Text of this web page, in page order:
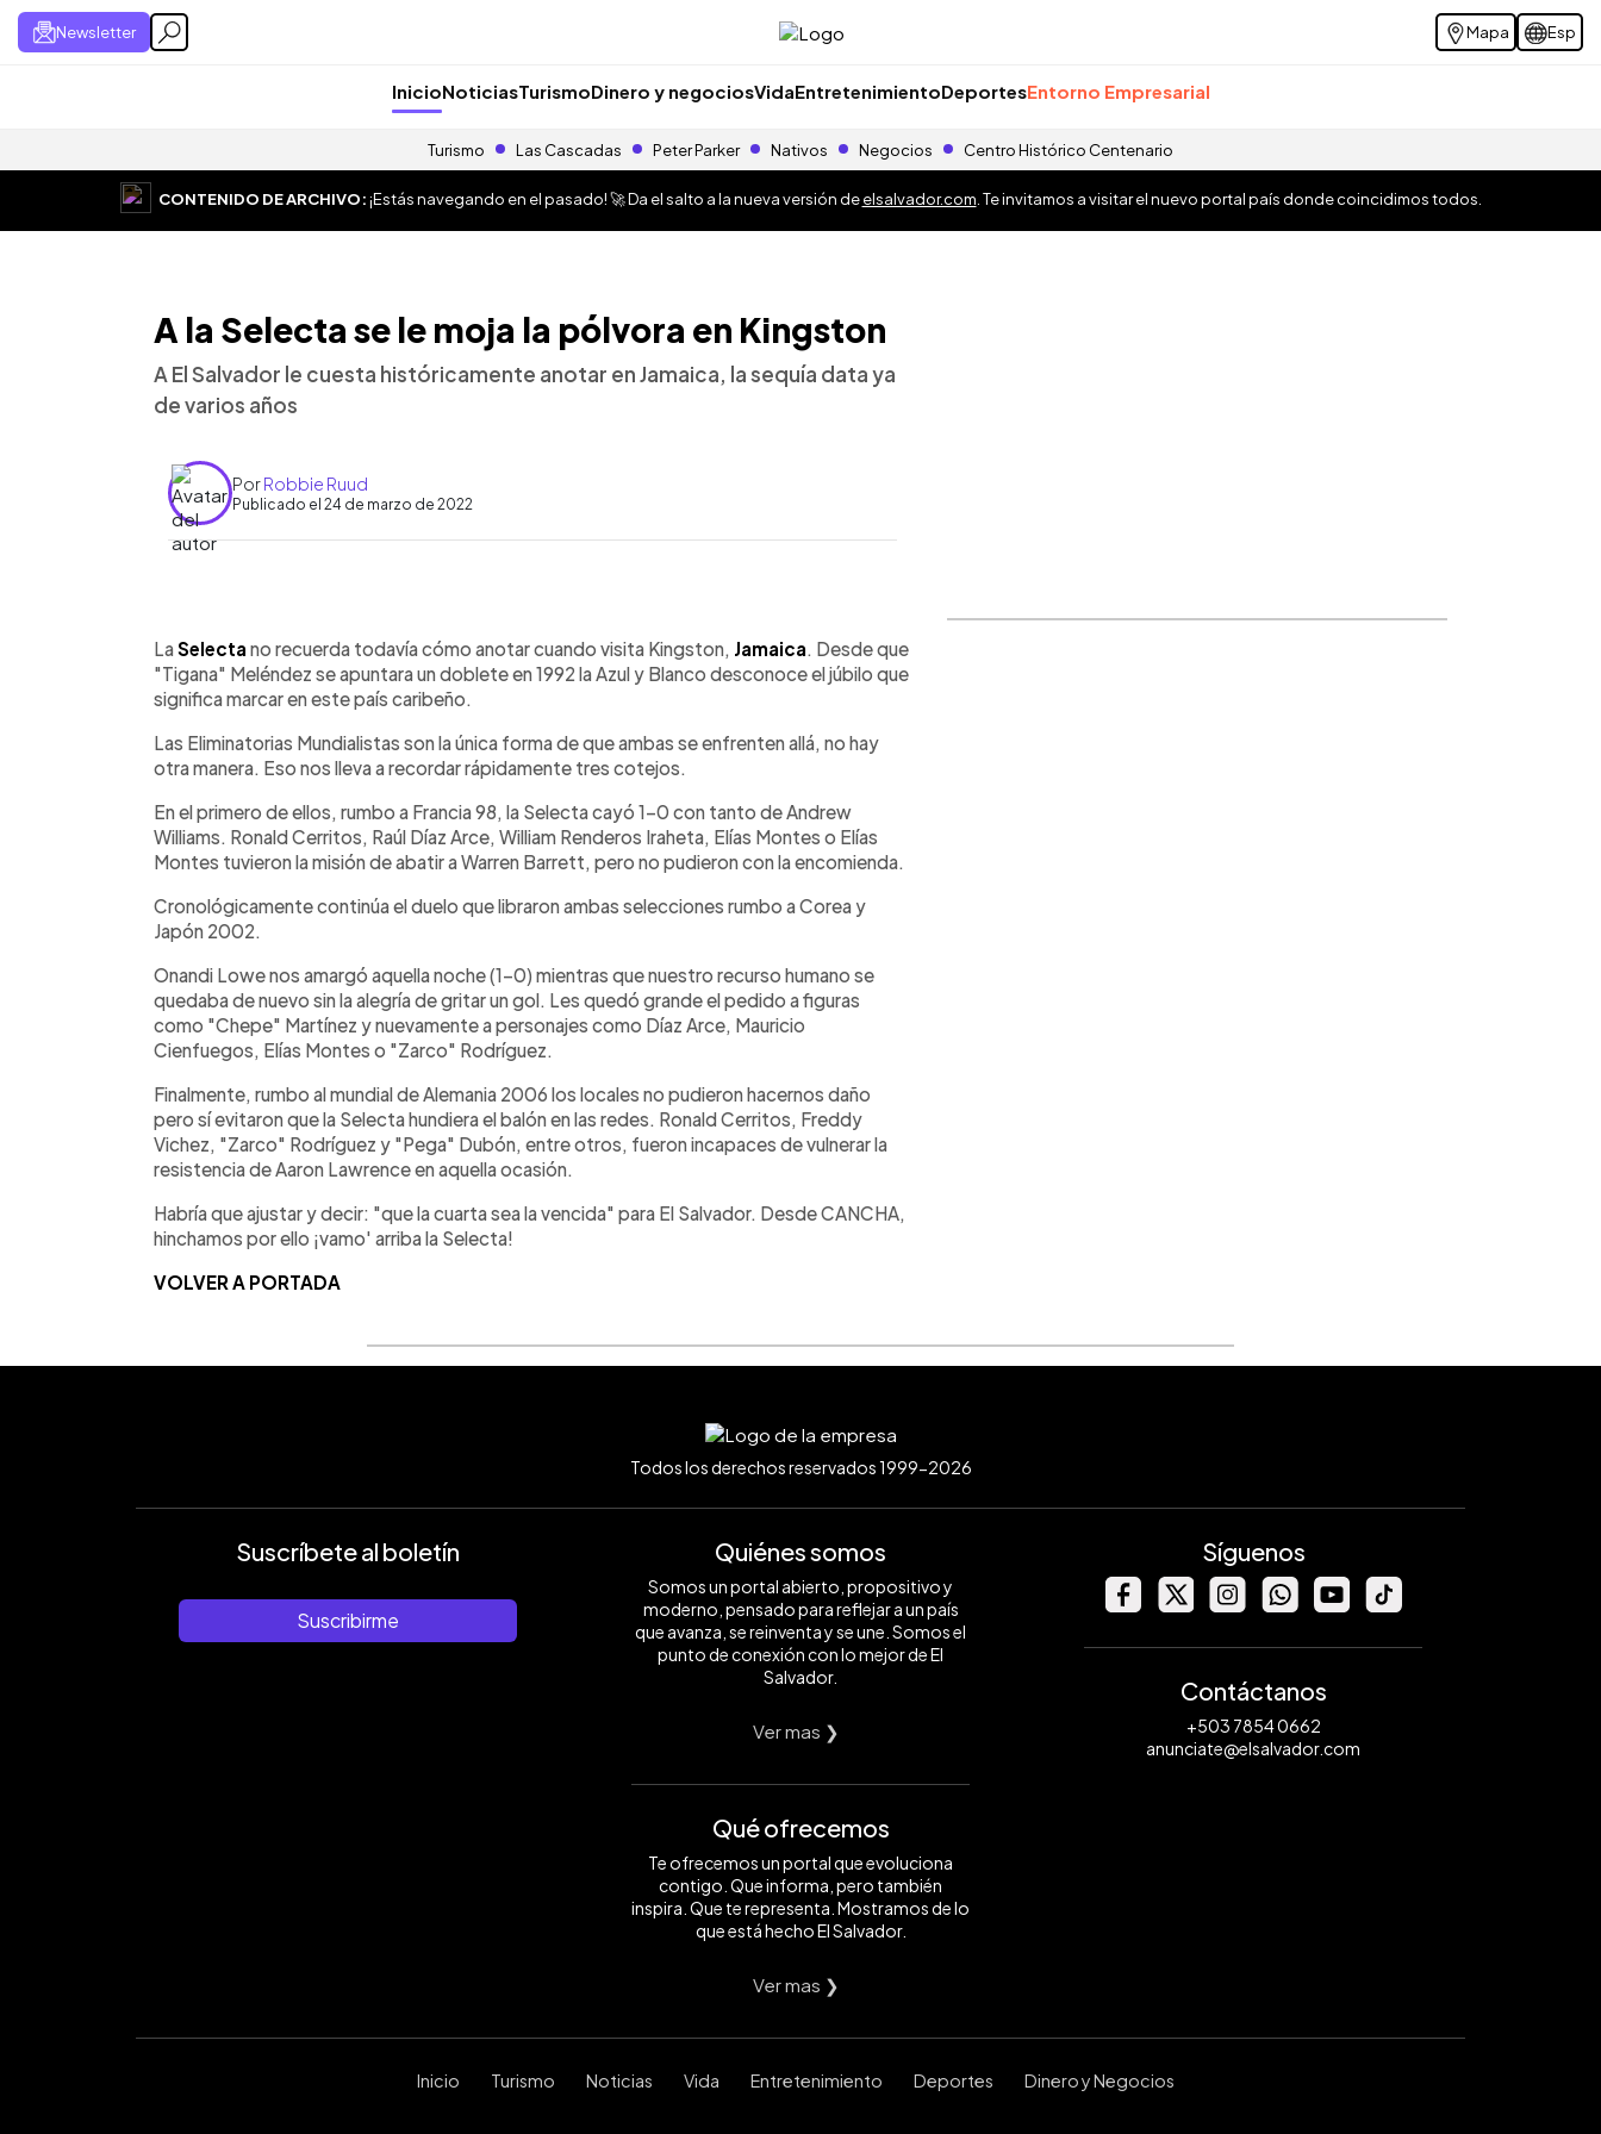
Newsletter Mapa Esp
InicioNoticiasTurismoDinero y negociosVidaEntretenimientoDeportesEntorno Empresarial
Turismo Las Cascadas Peter Parker Nativos Negocios Centro Histórico Centenario
CONTENIDO DE ARCHIVO:¡Estás navegando en el pasado! 🚀 Da el salto a la nueva versión deelsalvador.com . Te invitamos a visitar el nuevo portal país donde coincidimos todos.
A la Selecta se le moja la pólvora en Kingston
A El Salvador le cuesta históricamente anotar en Jamaica, la sequía data ya
de varios años
PorRobbie Ruud
Publicado el 24 de marzo de 2022
► Escuchar artículo
LaSelecta no recuerda todavía cómo anotar cuando visita Kingston, Jamaica. Desde que
"Tigana" Meléndez se apuntara un doblete en 1992 la Azul y Blanco desconoce el júbilo que
significa marcar en este país caribeño.
Las Eliminatorias Mundialistas son la única forma de que ambas se enfrenten allá, no hay
otra manera. Eso nos lleva a recordar rápidamente tres cotejos.
En el primero de ellos, rumbo a Francia 98, la Selecta cayó 1-0 con tanto de Andrew
Williams. Ronald Cerritos, Raúl Díaz Arce, William Renderos Iraheta, Elías Montes o Elías
Montes tuvieron la misión de abatir a Warren Barrett, pero no pudieron con la encomienda.
Cronológicamente continúa el duelo que libraron ambas selecciones rumbo a Corea y
Japón 2002.
Onandi Lowe nos amargó aquella noche (1-0) mientras que nuestro recurso humano se
quedaba de nuevo sin la alegría de gritar un gol. Les quedó grande el pedido a figuras
como "Chepe" Martínez y nuevamente a personajes como Díaz Arce, Mauricio
Cienfuegos, Elías Montes o "Zarco" Rodríguez.
Finalmente, rumbo al mundial de Alemania 2006 los locales no pudieron hacernos daño
pero sí evitaron que la Selecta hundiera el balón en las redes. Ronald Cerritos, Freddy
Vichez, "Zarco" Rodríguez y "Pega" Dubón, entre otros, fueron incapaces de vulnerar la
resistencia de Aaron Lawrence en aquella ocasión.
Habría que ajustar y decir: "que la cuarta sea la vencida" para El Salvador. Desde CANCHA,
hinchamos por ello ¡vamo' arriba la Selecta!
VOLVER A PORTADA
Todos los derechos reservados 1999-2026
Suscríbete al boletín
Suscribirme
Quiénes somos
Somos un portal abierto, propositivo y
moderno, pensado para reflejar a un país
que avanza, se reinventa y se une. Somos el
punto de conexión con lo mejor de El
Salvador.
Ver mas ❯
Qué ofrecemos
Te ofrecemos un portal que evoluciona
contigo. Que informa, pero también
inspira. Que te representa. Mostramos de lo
que está hecho El Salvador.
Ver mas ❯
Síguenos
Contáctanos
+503 7854 0662
anunciate@elsalvador.com
Inicio Turismo Noticias Vida Entretenimiento Deportes Dinero y Negocios